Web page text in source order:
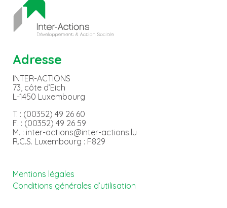
Adresse
INTER-ACTIONS
73, côte d’Eich
L-1450 Luxembourg
T. : (00352) 49 26 60
F. : (00352) 49 26 59
M. : inter-actions@inter-actions.lu
R.C.S. Luxembourg : F829
Mentions légales
Conditions générales d’utilisation